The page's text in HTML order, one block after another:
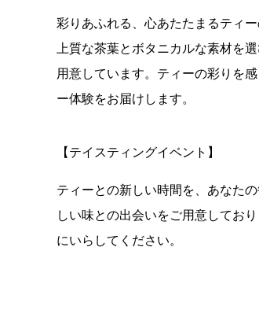
彩りあふれる、心あたたまるティ
上質な茶葉とボタニカルな素材を
用意しています。ティーの彩りを
ー体験をお届けします。
【テイスティングイベント】
ティーとの新しい時間を、あなた
しい味との出会いをご用意してお
にいらしてください。